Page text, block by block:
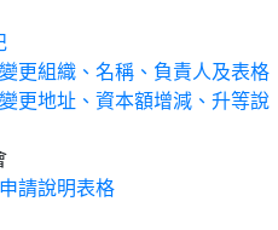
更組織、名稱、負責人及表格
更地址、資本額增減、升等說
請說明表格